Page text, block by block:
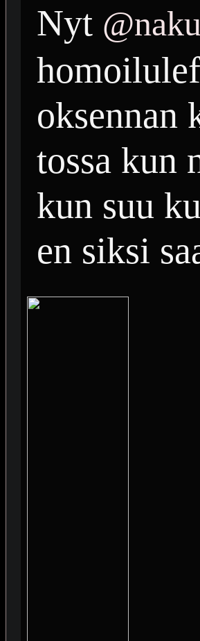
Nyt
oksennan
tossa kun
kun suu
en siksi